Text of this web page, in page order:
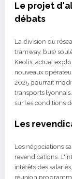
Le projet
débats
La division du
tramway, bus)
Keolis, actuel
nouveaux
2025 pourrait
transports
sur les conditions
Les
Les négociations
revendications.
intérêts des
réunion